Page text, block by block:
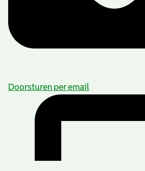
Doorsturen per email